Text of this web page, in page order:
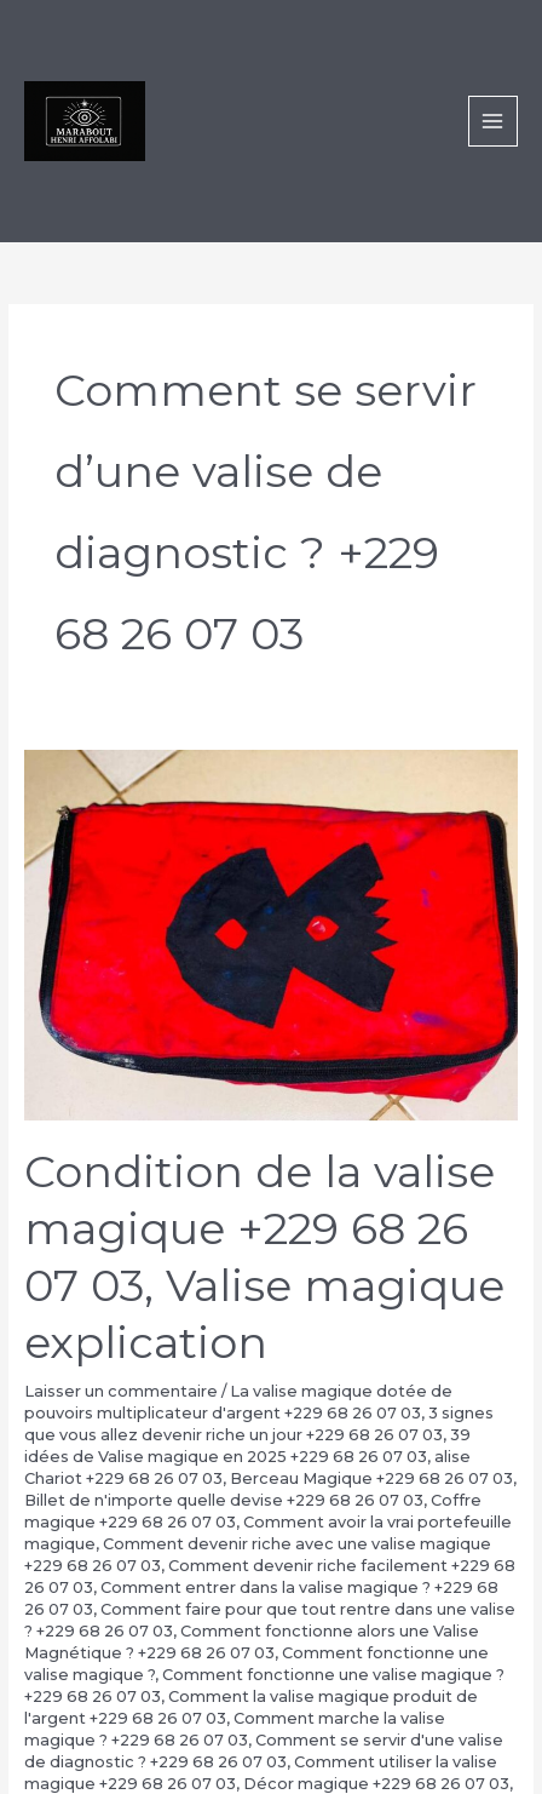
Comment se servir
d’une valise de
diagnostic ? +229
68 26 07 03
Condition de la valise
magique +229 68 26
07 03, Valise magique
explication
Laisser un commentaire / La valise magique dotée de
pouvoirs multiplicateur d'argent +229 68 26 07 03, 3 signes
que vous allez devenir riche un jour +229 68 26 07 03, 39
idées de Valise magique en 2025 +229 68 26 07 03, alise
Chariot +229 68 26 07 03, Berceau Magique +229 68 26 07 03,
Billet de n'importe quelle devise +229 68 26 07 03, Coffre
magique +229 68 26 07 03, Comment avoir la vrai portefeuille
magique, Comment devenir riche avec une valise magique
+229 68 26 07 03, Comment devenir riche facilement +229 68
26 07 03, Comment entrer dans la valise magique ? +229 68
26 07 03, Comment faire pour que tout rentre dans une valise
? +229 68 26 07 03, Comment fonctionne alors une Valise
Magnétique ? +229 68 26 07 03, Comment fonctionne une
valise magique ?, Comment fonctionne une valise magique ?
+229 68 26 07 03, Comment la valise magique produit de
l'argent +229 68 26 07 03, Comment marche la valise
magique ? +229 68 26 07 03, Comment se servir d'une valise
de diagnostic ? +229 68 26 07 03, Comment utiliser la valise
magique +229 68 26 07 03, Décor magique +229 68 26 07 03,